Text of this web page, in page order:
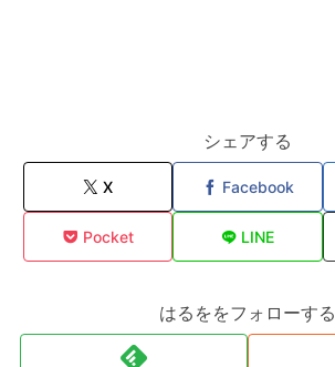
シェアする
X Facebook
Pocket LINE
はるををフォローする